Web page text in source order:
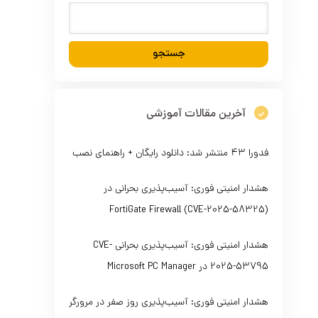
آخرین مقالات آموزشی
فدورا ۴۳ منتشر شد: دانلود رایگان + راهنمای نصب
هشدار امنیتی فوری: آسیب‌پذیری بحرانی در
FortiGate Firewall (CVE-2025-58325)
هشدار امنیتی فوری: آسیب‌پذیری بحرانی CVE-
2025-53795 در Microsoft PC Manager
هشدار امنیتی فوری: آسیب‌پذیری روز صفر در مرورگر